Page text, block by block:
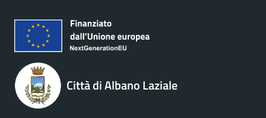
Città di Albano Laziale